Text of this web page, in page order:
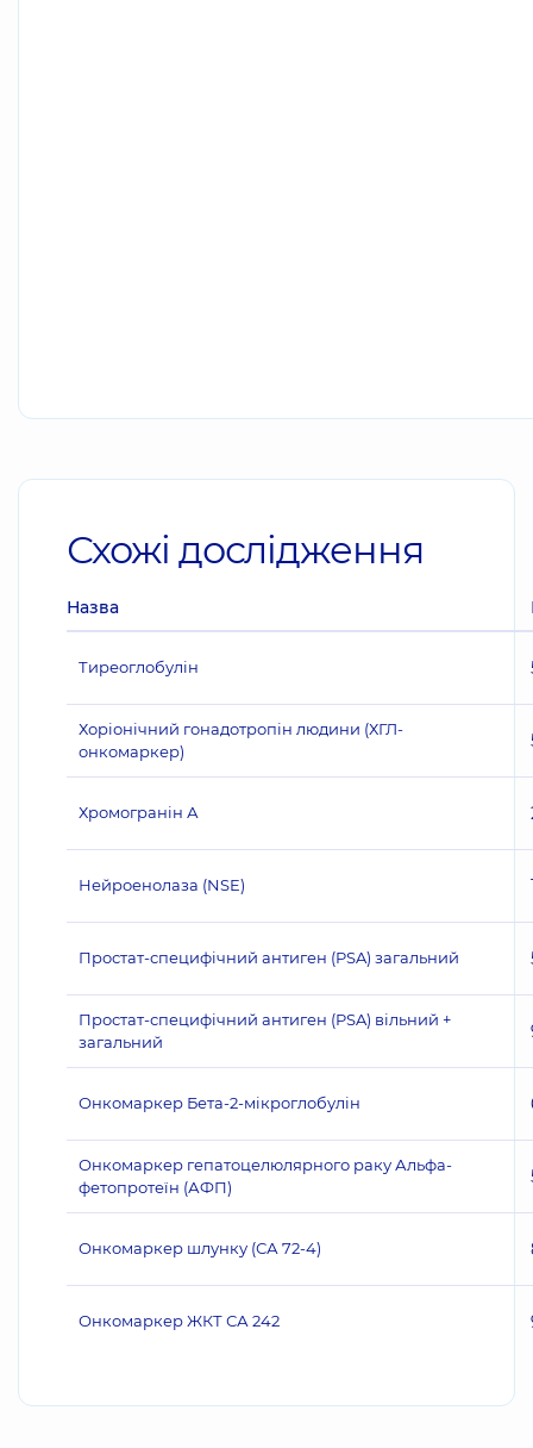
Схожі дослідження
Назва
Тиреоглобулін
Хоріонічний гонадотропін людини (ХГЛ-
онкомаркер)
Хромогранін А
Нейроенолаза (NSE)
Простат-специфічний антиген (PSA) загальний
Простат-специфічний антиген (PSA) вільний +
загальний
Онкомаркер Бета-2-мікроглобулін
Онкомаркер гепатоцелюлярного раку Альфа-
фетопротеїн (АФП)
Онкомаркер шлунку (СА 72-4)
Онкомаркер ЖКТ СА 242